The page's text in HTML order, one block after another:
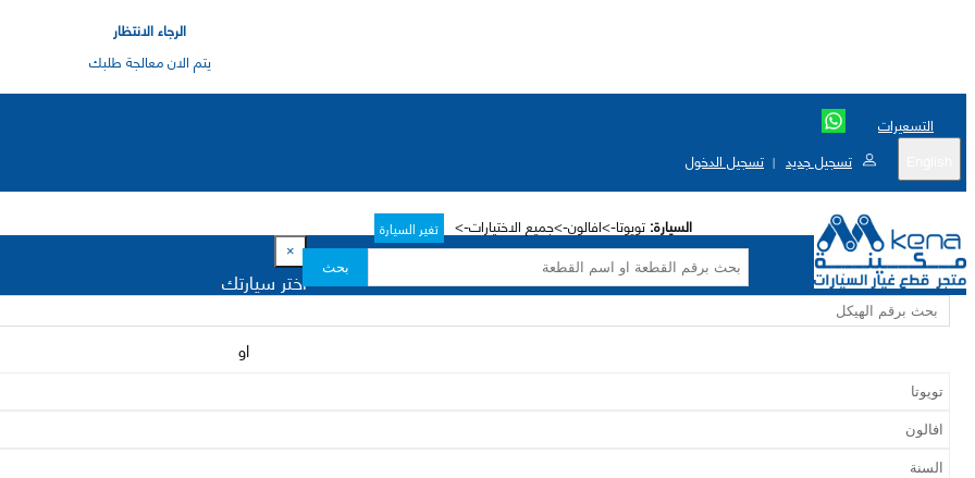
الرجاء الانتظار
يتم الان معالجة طلبك
التسعيرات
تسجيل جديد | تسجيل الدخول
السيارة: تويوتا->افالون->جميع الاختيارات-> تغير السيارة
بحث
×
اختر سيارتك
او